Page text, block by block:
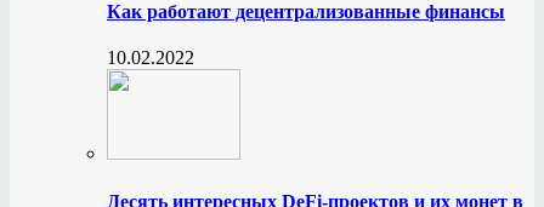
Как работают децентрализованные финансы
10.02.2022
Десять интересных DeFi-проектов и их монет в